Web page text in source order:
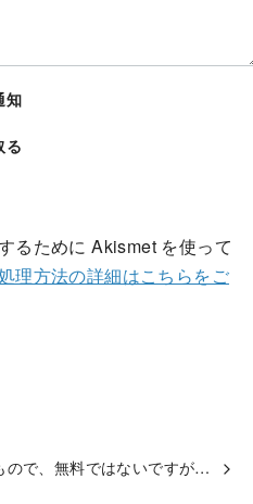
知
る
るために Akismet を使って
理方法の詳細はこちらをご
ので、無料ではないですが…